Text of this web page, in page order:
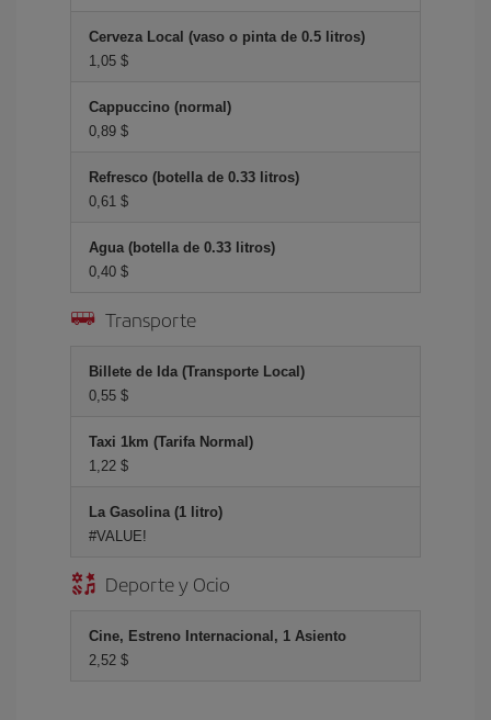
Cerveza Local (vaso o pinta de 0.5 litros)
1,05 $
Cappuccino (normal)
0,89 $
Refresco (botella de 0.33 litros)
0,61 $
Agua (botella de 0.33 litros)
0,40 $
Transporte
Billete de Ida (Transporte Local)
0,55 $
Taxi 1km (Tarifa Normal)
1,22 $
La Gasolina (1 litro)
#VALUE!
Deporte y Ocio
Cine, Estreno Internacional, 1 Asiento
2,52 $